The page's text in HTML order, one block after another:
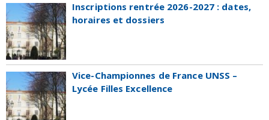
Inscriptions rentrée 2026-2027 : dates,
horaires et dossiers
Vice-Championnes de France UNSS –
Lycée Filles Excellence